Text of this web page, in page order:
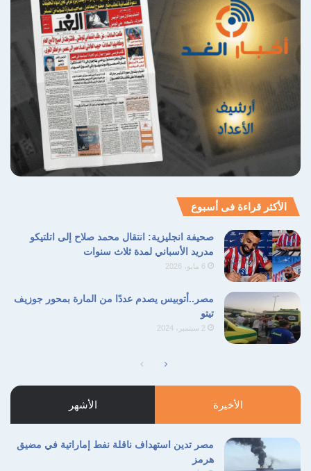
الأكثر قراءة فى أسبوع
صحيفة انجليزية: انتقال محمد صلاح إلى اتلتيكو
مدريد الأسباني لمدة ثلاث سنوات
6 مايو، 2026
مصر..أتوبيس يصدم عددًا من المارة بمحور جوزيف
تيتو
2 سبتمبر، 2024
الصفحة
السابقة
الصفحة
التالية
الأخيرة الأشهر
مصر تدين استهداف ناقلة نفط إماراتية في مضيق
هرمز